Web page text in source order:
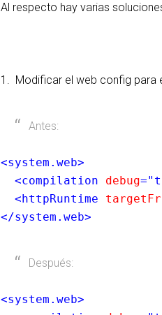
Al respecto hay varias
1. Modificar el web config para
Antes:
<system.web>
<compilation debug
<httpRuntime
</system.web>
Después:
<system.web>